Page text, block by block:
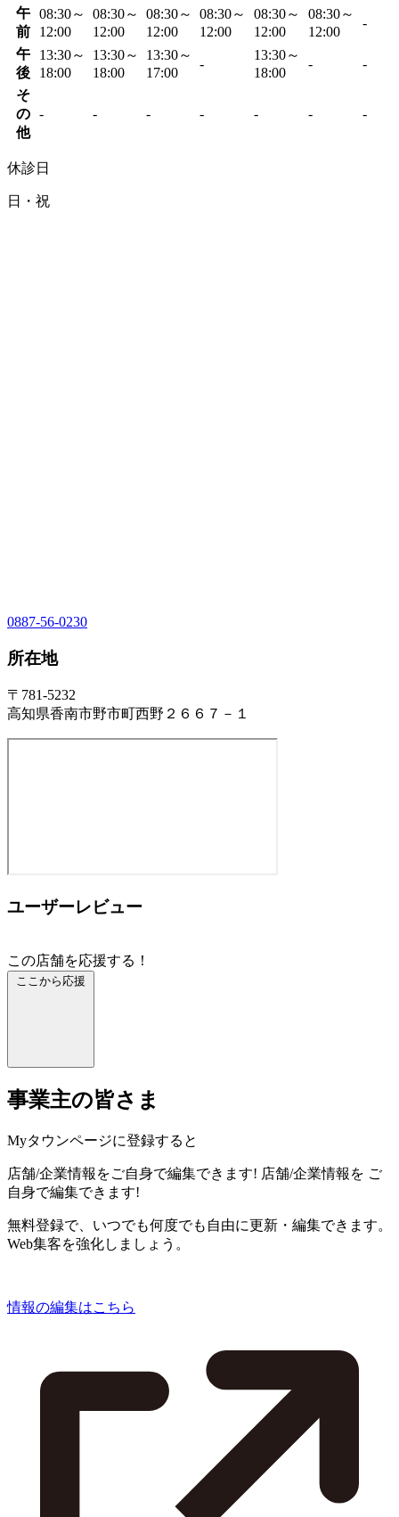
午
前
08:30～
12:00
08:30～
12:00
08:30～
12:00
08:30～
12:00
08:30～
12:00
08:30～
12:00
-
午
後
13:30～
18:00
13:30～
18:00
13:30～
17:00
-
13:30～
18:00
- -
そ
の
他
- - - - - - -
休診日
日・祝
0887-56-0230
所在地
〒781-5232
高知県香南市野市町西野２６６７－１
ユーザーレビュー
この店舗を応援する！
ここから応援
事業主の皆さま
Myタウンページに登録すると
店舗/企業情報をご自身で編集できます! 店舗/企業情報を ご
自身で編集できます!
無料登録で、いつでも何度でも自由に更新・編集できます。
Web集客を強化しましょう。
情報の編集はこちら